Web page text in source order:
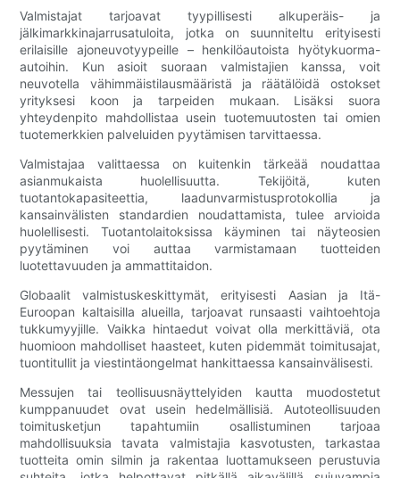
Valmistajat tarjoavat tyypillisesti alkuperäis- ja
jälkimarkkinajarrusatuloita, jotka on suunniteltu erityisesti
erilaisille ajoneuvotyypeille – henkilöautoista hyötykuorma-
autoihin. Kun asioit suoraan valmistajien kanssa, voit
neuvotella vähimmäistilausmääristä ja räätälöidä ostokset
yrityksesi koon ja tarpeiden mukaan. Lisäksi suora
yhteydenpito mahdollistaa usein tuotemuutosten tai omien
tuotemerkkien palveluiden pyytämisen tarvittaessa.
Valmistajaa valittaessa on kuitenkin tärkeää noudattaa
asianmukaista huolellisuutta. Tekijöitä, kuten
tuotantokapasiteettia, laadunvarmistusprotokollia ja
kansainvälisten standardien noudattamista, tulee arvioida
huolellisesti. Tuotantolaitoksissa käyminen tai näyteosien
pyytäminen voi auttaa varmistamaan tuotteiden
luotettavuuden ja ammattitaidon.
Globaalit valmistuskeskittymät, erityisesti Aasian ja Itä-
Euroopan kaltaisilla alueilla, tarjoavat runsaasti vaihtoehtoja
tukkumyyjille. Vaikka hintaedut voivat olla merkittäviä, ota
huomioon mahdolliset haasteet, kuten pidemmät toimitusajat,
tuontitullit ja viestintäongelmat hankittaessa kansainvälisesti.
Messujen tai teollisuusnäyttelyiden kautta muodostetut
kumppanuudet ovat usein hedelmällisiä. Autoteollisuuden
toimitusketjun tapahtumiin osallistuminen tarjoaa
mahdollisuuksia tavata valmistajia kasvotusten, tarkastaa
tuotteita omin silmin ja rakentaa luottamukseen perustuvia